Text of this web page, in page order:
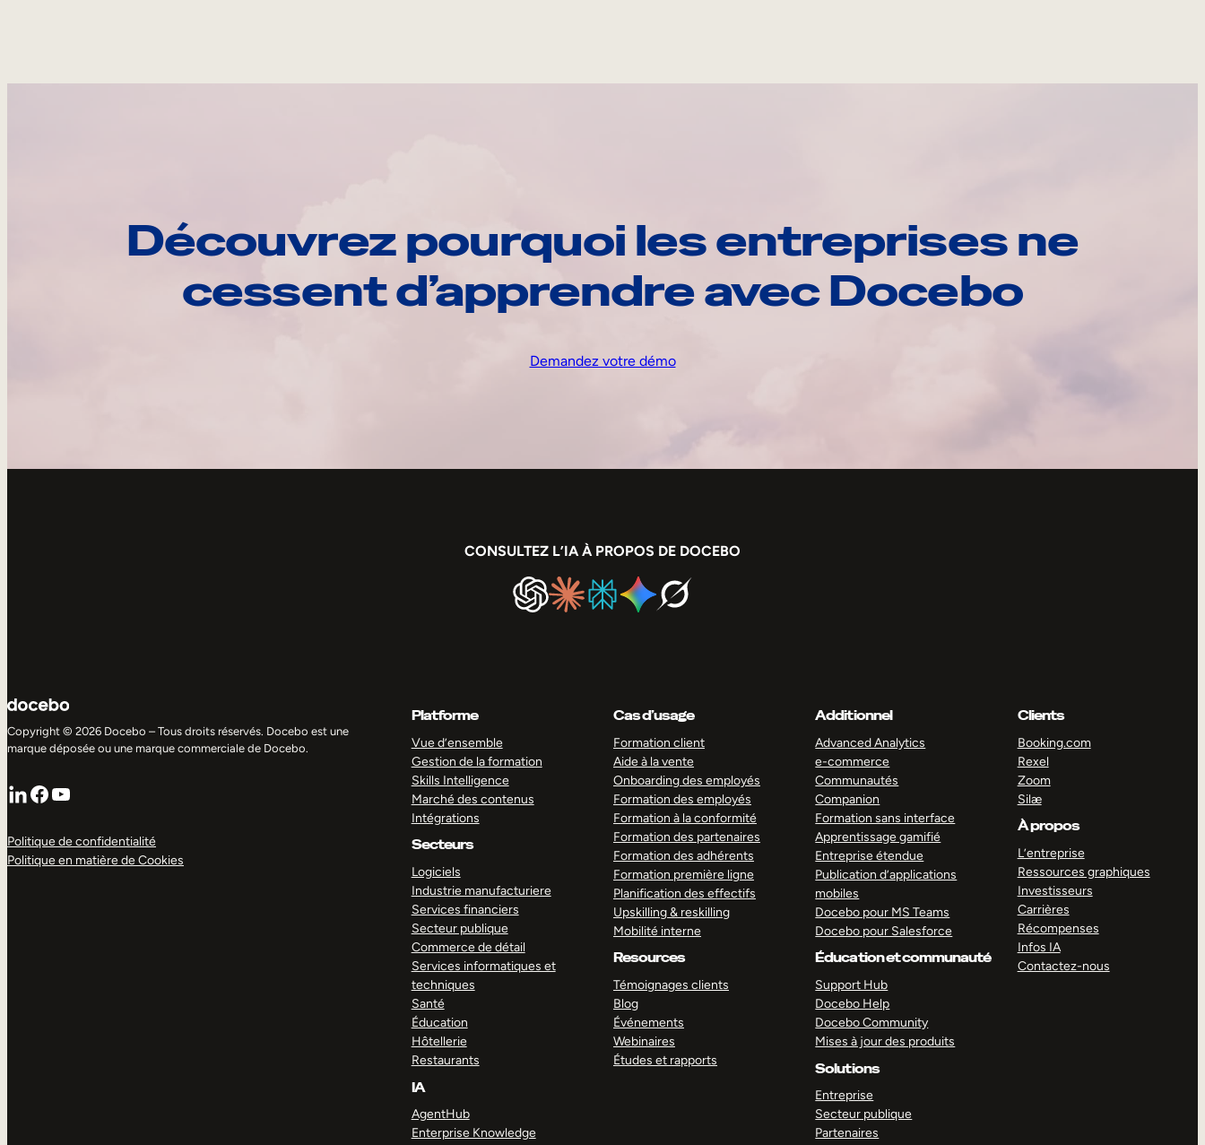
Découvrez pourquoi les entreprises ne
cessent d’apprendre avec Docebo
Demandez votre démo
CONSULTEZ L’IA À PROPOS DE DOCEBO
Copyright © 2026 Docebo – Tous droits réservés. Docebo est une
marque déposée ou une marque commerciale de Docebo.
LinkedIn
Facebook
YouTube
Politique de confidentialité
Politique en matière de Cookies
Platforme
Vue d’ensemble
Gestion de la formation
Skills Intelligence
Marché des contenus
Intégrations
Secteurs
Logiciels
Industrie manufacturiere
Services financiers
Secteur publique
Commerce de détail
Services informatiques et
techniques
Santé
Éducation
Hôtellerie
Restaurants
IA
AgentHub
Enterprise Knowledge
Cas d’usage
Formation client
Aide à la vente
Onboarding des employés
Formation des employés
Formation à la conformité
Formation des partenaires
Formation des adhérents
Formation première ligne
Planification des effectifs
Upskilling & reskilling
Mobilité interne
Resources
Témoignages clients
Blog
Événements
Webinaires
Études et rapports
Additionnel
Advanced Analytics
e-commerce
Communautés
Companion
Formation sans interface
Apprentissage gamifié
Entreprise étendue
Publication d’applications
mobiles
Docebo pour MS Teams
Docebo pour Salesforce
Éducation et communauté
Support Hub
Docebo Help
Docebo Community
Mises à jour des produits
Solutions
Entreprise
Secteur publique
Partenaires
Clients
Booking.com
Rexel
Zoom
Silæ
À propos
L’entreprise
Ressources graphiques
Investisseurs
Carrières
Récompenses
Infos IA
Contactez-nous